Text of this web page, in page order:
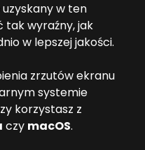
w ten
tak wyraźny, jak
w lepszej jakości.
zrzutów ekranu
systemie
korzystasz z
czy macOS.